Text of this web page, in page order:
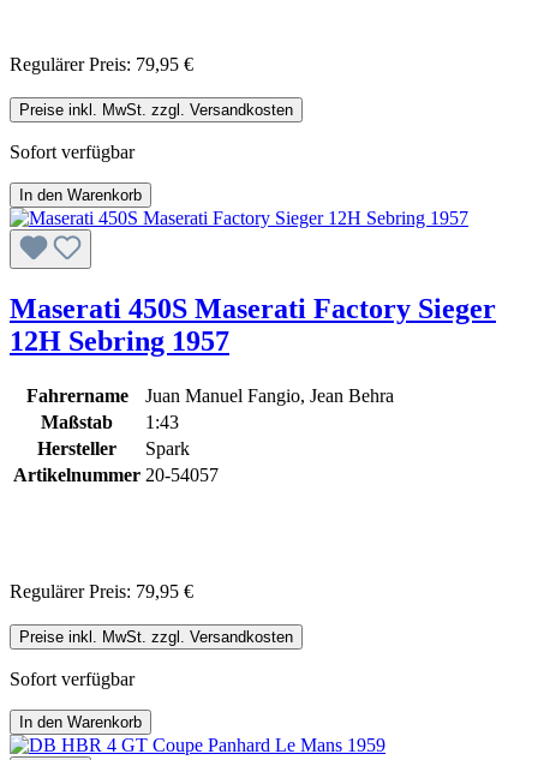
Regulärer Preis: 79,95 €
Preise inkl. MwSt. zzgl. Versandkosten
Sofort verfügbar
In den Warenkorb
Maserati 450S Maserati Factory Sieger
12H Sebring 1957
Fahrername
Juan Manuel Fangio, Jean Behra
Maßstab
1:43
Hersteller
Spark
Artikelnummer 20-54057
Regulärer Preis: 79,95 €
Preise inkl. MwSt. zzgl. Versandkosten
Sofort verfügbar
In den Warenkorb